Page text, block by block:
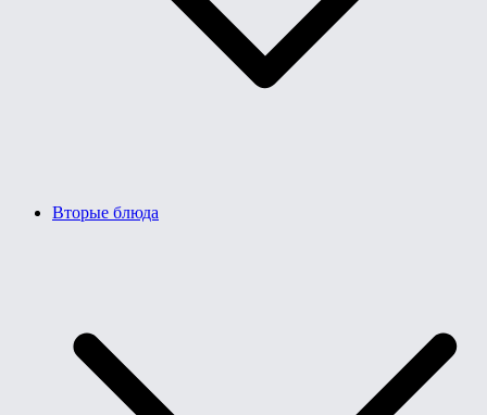
Вторые блюда